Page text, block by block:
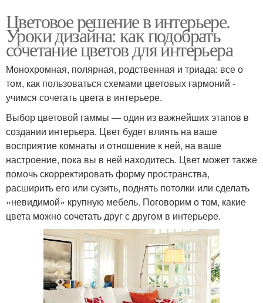
Цветовое решение в интерьере.
Уроки дизайна: как подобрать
сочетание цветов для интерьера
Монохромная, полярная, родственная и триада: все о
том, как пользоваться схемами цветовых гармоний -
учимся сочетать цвета в интерьере.
Выбор цветовой гаммы — один из важнейших этапов в
создании интерьера. Цвет будет влиять на ваше
восприятие комнаты и отношение к ней, на ваше
настроение, пока вы в ней находитесь. Цвет может также
помочь скорректировать форму пространства,
расширить его или сузить, поднять потолки или сделать
«невидимой» крупную мебель. Поговорим о том, какие
цвета можно сочетать друг с другом в интерьере.